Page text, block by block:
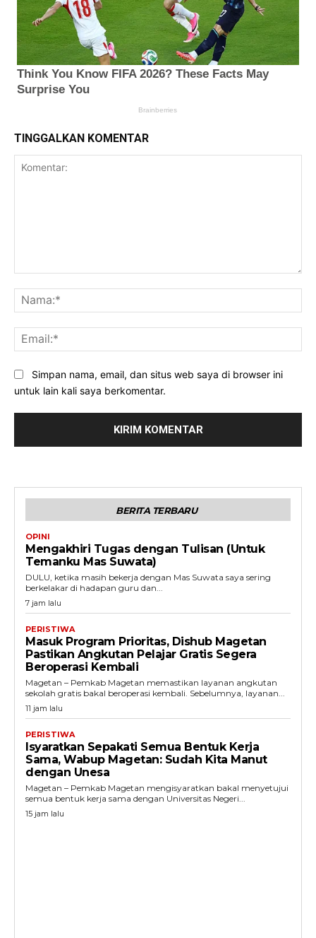
TINGGALKAN KOMENTAR
Simpan nama, email, dan situs web saya di browser ini
untuk lain kali saya berkomentar.
BERITA TERBARU
OPINI
Mengakhiri Tugas dengan Tulisan (Untuk
Temanku Mas Suwata)
DULU, ketika masih bekerja dengan Mas Suwata saya sering
berkelakar di hadapan guru dan...
7 jam lalu
PERISTIWA
Masuk Program Prioritas, Dishub Magetan
Pastikan Angkutan Pelajar Gratis Segera
Beroperasi Kembali
Magetan – Pemkab Magetan memastikan layanan angkutan
sekolah gratis bakal beroperasi kembali. Sebelumnya, layanan...
11 jam lalu
PERISTIWA
Isyaratkan Sepakati Semua Bentuk Kerja
Sama, Wabup Magetan: Sudah Kita Manut
dengan Unesa
Magetan – Pemkab Magetan mengisyaratkan bakal menyetujui
semua bentuk kerja sama dengan Universitas Negeri...
15 jam lalu